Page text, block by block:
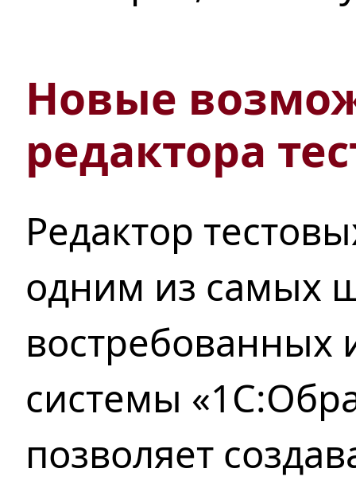
Новые
редактора
Редактор
одним из самых
востребованных
системы
позволяет